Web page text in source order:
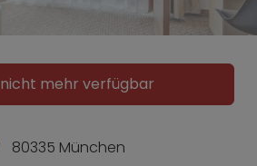
mehr verfügbar
80335 München